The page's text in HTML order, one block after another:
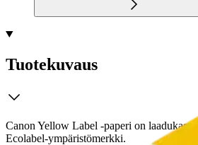
Tuotekuvaus
Canon Yellow Label -paperi on laadukas
Ecolabel-ympäristömerkki.